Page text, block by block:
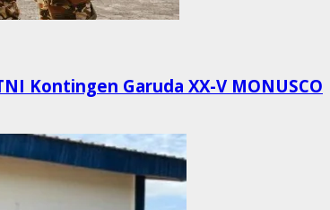
Kontingen Garuda XX-V MONUSCO